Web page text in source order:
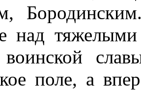
над
поле, а